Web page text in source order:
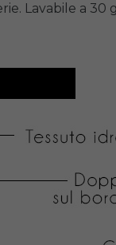
Lavabile a 30